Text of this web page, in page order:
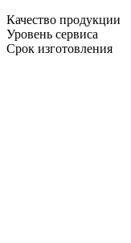
Качество продукции
Уровень сервиса
Срок изготовления